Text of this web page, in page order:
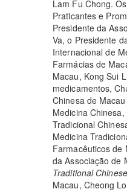
Lam Fu Chong.
Praticantes e
Presidente da
Va, o Presidente
Internacional de
Farmácias de
Macau, Kong Sui
medicamentos,
Chinesa de
Medicina
Tradicional
Medicina
Farmacêuticos de
da Associação de
Traditional
Macau, Cheong